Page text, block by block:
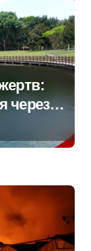
через